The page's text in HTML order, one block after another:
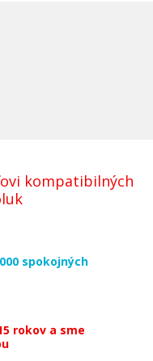
kompatibilných
spokojných
rokov a sme